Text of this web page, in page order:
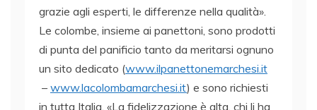
grazie agli esperti, le differenze nella qualità».
Le colombe, insieme ai panettoni, sono prodotti
di punta del panificio tanto da meritarsi ognuno
un sito dedicato (www.ilpanettonemarchesi.it
– www.lacolombamarchesi.it) e sono richiesti
in tutta Italia. «La fidelizzazione è alta, chi li ha